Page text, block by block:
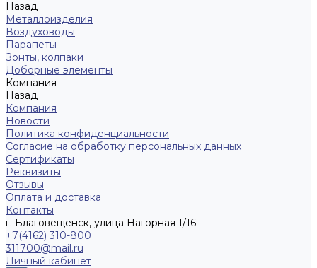
Назад
Металлоизделия
Воздуховоды
Парапеты
Зонты, колпаки
Доборные элементы
Компания
Назад
Компания
Новости
Политика конфиденциальности
Согласие на обработку персональных данных
Сертификаты
Реквизиты
Отзывы
Оплата и доставка
Контакты
г. Благовещенск, улица Нагорная 1/16
+7(4162) 310-800
311700@mail.ru
Личный кабинет